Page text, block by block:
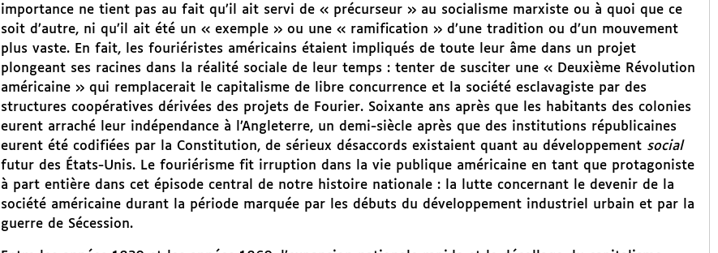
importance ne tient pas au fait qu’il ait servi de « précurseur » au socialisme marxiste ou à quoi que ce
soit d’autre, ni qu’il ait été un « exemple » ou une « ramification » d’une tradition ou d’un mouvement
plus vaste. En fait, les fouriéristes américains étaient impliqués de toute leur âme dans un projet
plongeant ses racines dans la réalité sociale de leur temps : tenter de susciter une « Deuxième Révolution
américaine » qui remplacerait le capitalisme de libre concurrence et la société esclavagiste par des
structures coopératives dérivées des projets de Fourier. Soixante ans après que les habitants des colonies
eurent arraché leur indépendance à l’Angleterre, un demi-siècle après que des institutions républicaines
eurent été codifiées par la Constitution, de sérieux désaccords existaient quant au développement social
futur des États-Unis. Le fouriérisme fit irruption dans la vie publique américaine en tant que protagoniste
à part entière dans cet épisode central de notre histoire nationale : la lutte concernant le devenir de la
société américaine durant la période marquée par les débuts du développement industriel urbain et par la
guerre de Sécession.